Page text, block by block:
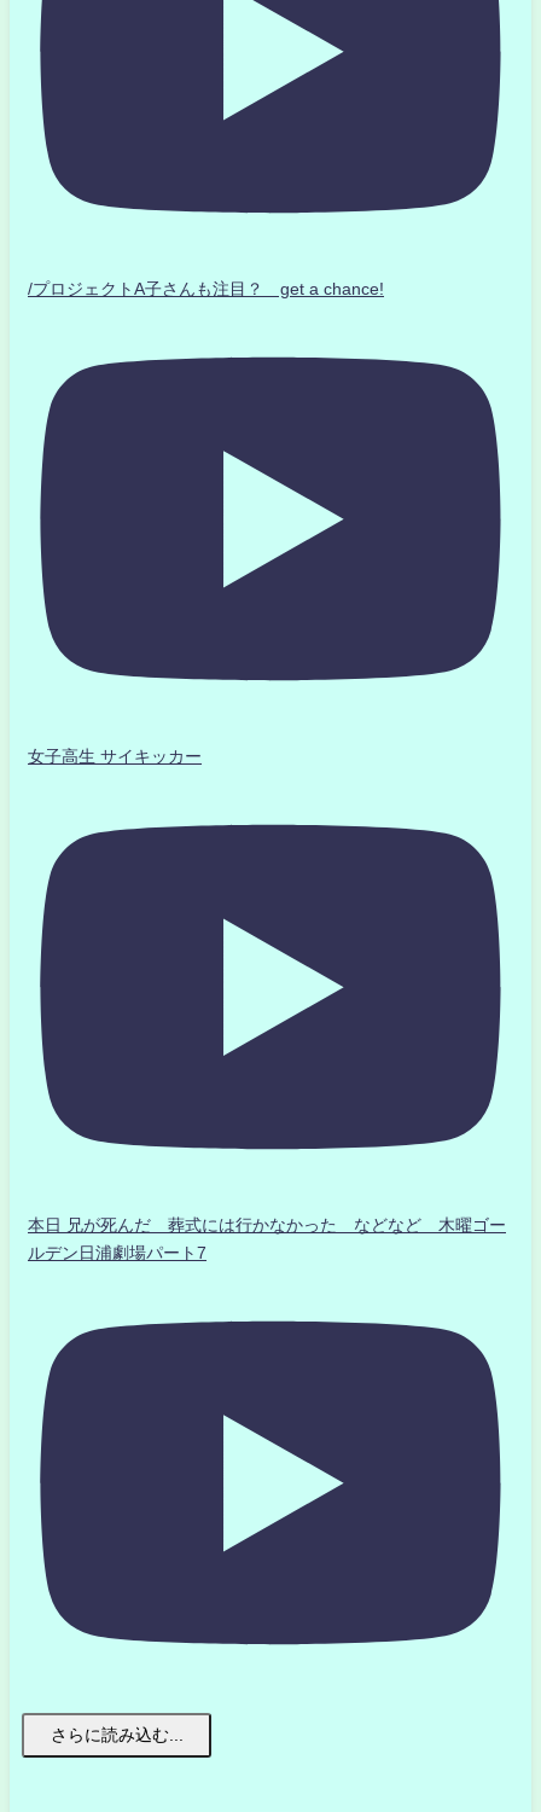
/プロジェクトA子さんも注目？ get a chance!
女子高生 サイキッカー
本日 兄が死んだ 葬式には行かなかった などなど 木曜ゴー
ルデン日浦劇場パート7
さらに読み込む...